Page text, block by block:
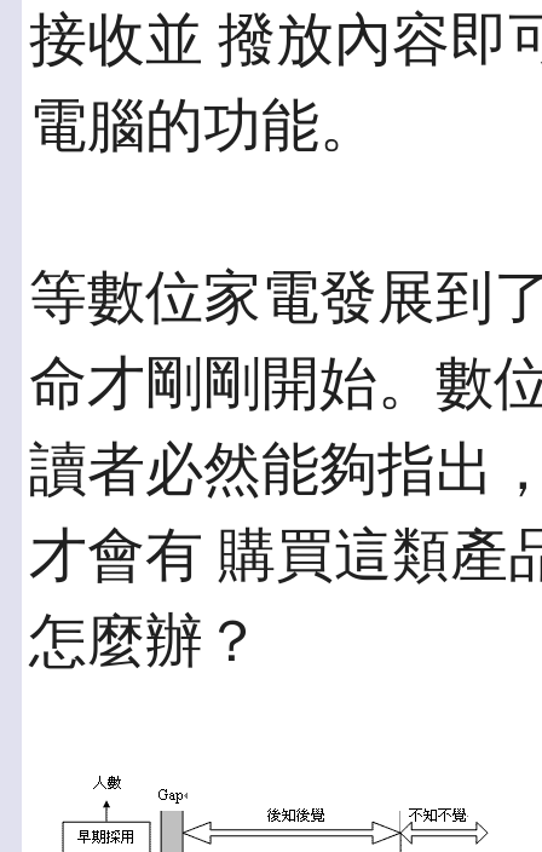
接收並 撥放內容即
電腦的功能。
等數位家電發展到
命才剛剛開始。數
讀者必然能夠指出
才會有 購買這類產
怎麼辦？